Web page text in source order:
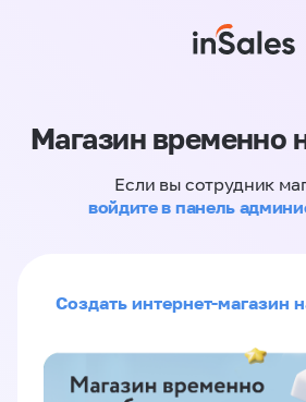
Магазин временно
Если вы сотрудник
войдите в панель
Создать интернет-магазин